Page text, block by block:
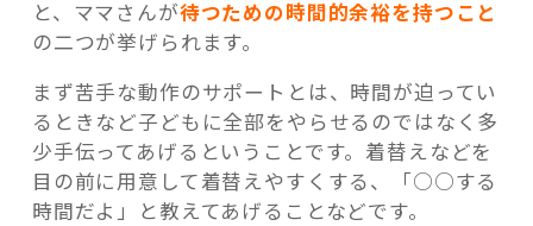
と、ママさんが待つための時間的余裕を持つこと
の二つが挙げられます。
まず苦手な動作のサポートとは、時間が迫ってい
るときなど子どもに全部をやらせるのではなく多
少手伝ってあげるということです。着替えなどを
目の前に用意して着替えやすくする、「○○する
時間だよ」と教えてあげることなどです。